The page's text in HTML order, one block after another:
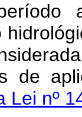
de
Lei nº